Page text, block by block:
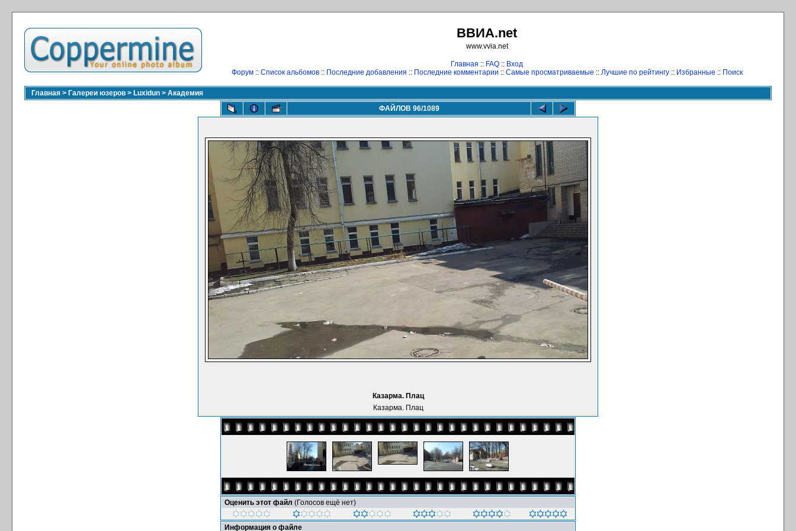
ВВИА.net
www.vvia.net
Главная :: FAQ :: Вход
Форум:: Список альбомов:: Последние добавления :: Последние комментарии :: Самые просматриваемые :: Лучшие по рейтингу:: Избранные :: Поиск
Главная > Галереи юзеров > Luxidun > Академия
ФАЙЛОВ 96/1089
Казарма. Плац
Казарма. Плац
Оценить этот файл (Голосов ещё нет)
Информация о файле